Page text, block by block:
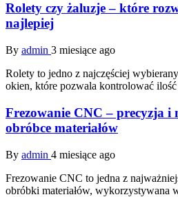
Rolety czy żaluzje – które
najlepiej
By admin 3 miesiące ago
Rolety to jedno z najczęściej
okien, które pozwala kontrolować ilość
Frezowanie CNC – precyzja i
obróbce materiałów
By admin 4 miesiące ago
Frezowanie CNC to jedna z
obróbki materiałów, wykorzystywana